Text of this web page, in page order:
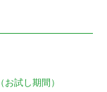
試し期間）